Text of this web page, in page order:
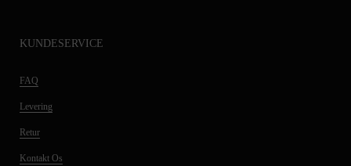
KUNDESERVICE
FAQ
Levering
Retur
Kontakt Os